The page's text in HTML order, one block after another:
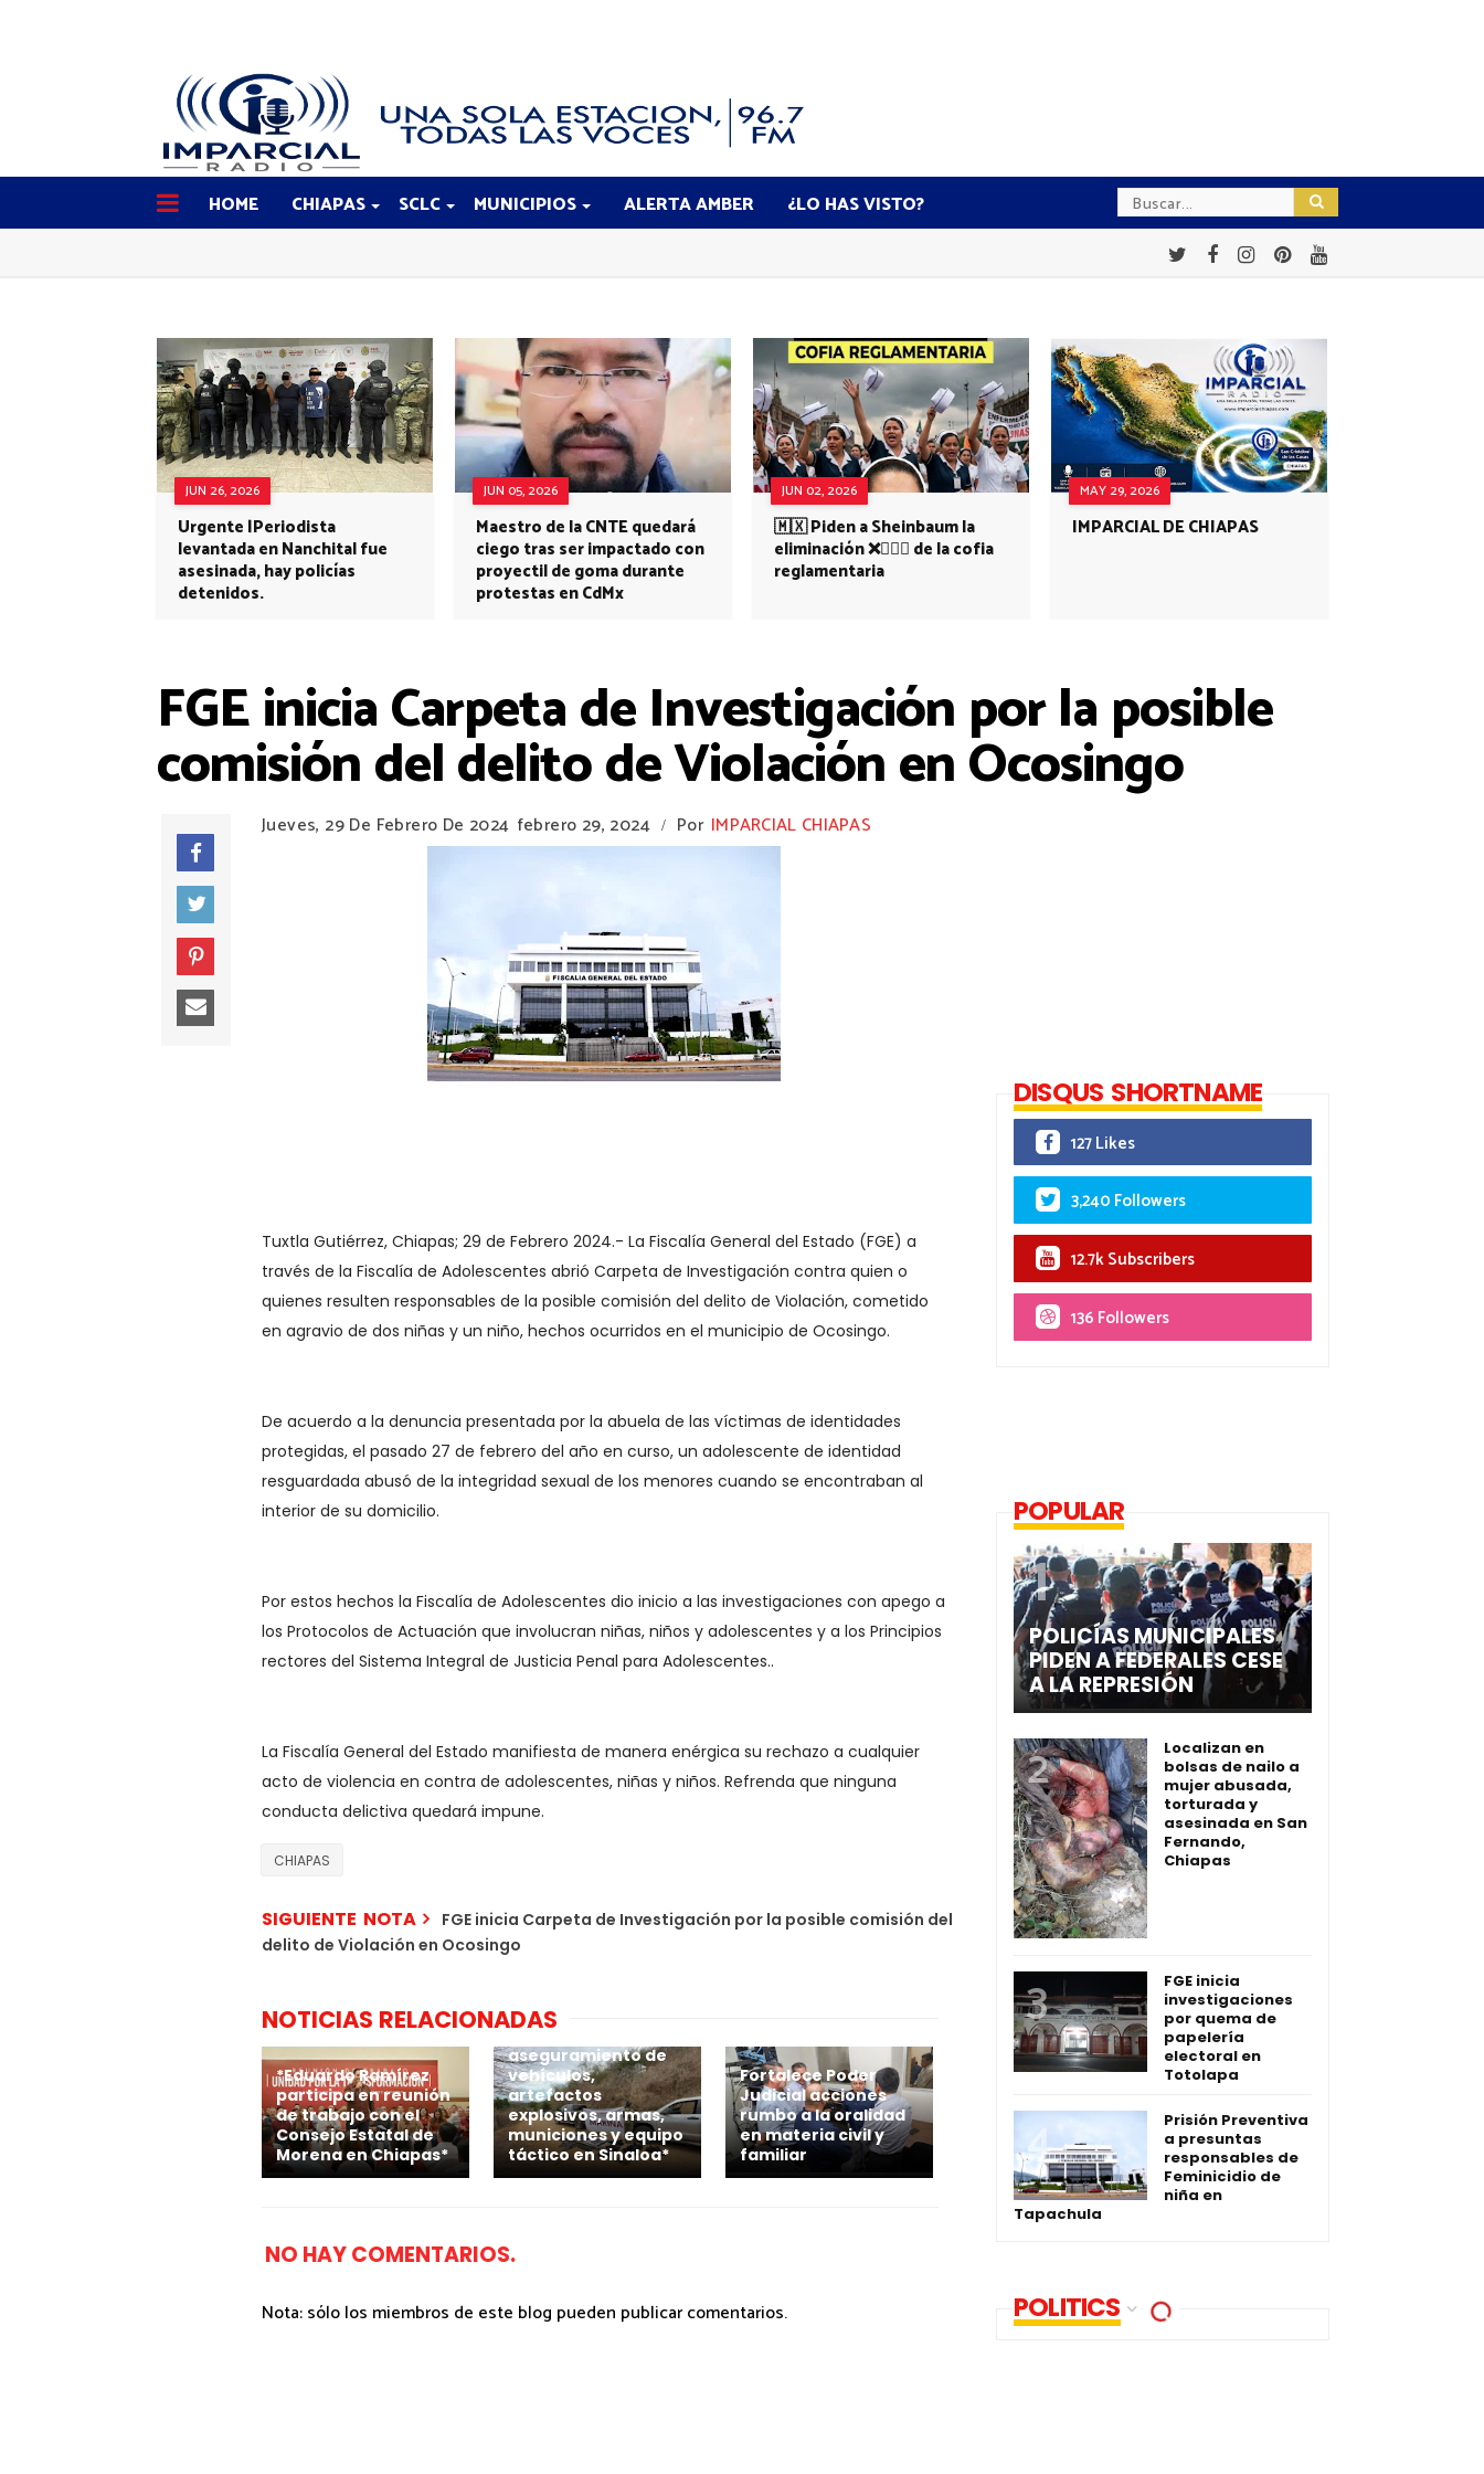
HOME CHIAPAS SCLC MUNICIPIOS ALERTA AMBER ¿LO HAS VISTO?
JUN 26, 2026
Urgente |Periodista
levantada en Nanchital fue
asesinada, hay policías
detenidos.
JUN 05, 2026
Maestro de la CNTE quedará
ciego tras ser impactado con
proyectil de goma durante
protestas en CdMx
JUN 02, 2026
🇲🇽 Piden a Sheinbaum la
eliminación ❌👩🏻‍⚕️ de la cofia
reglamentaria
MAY 29, 2026
IMPARCIAL DE CHIAPAS
FGE inicia Carpeta de Investigación por la posible
comisión del delito de Violación en Ocosingo
Jueves, 29 De Febrero De 2024 febrero 29, 2024 / Por IMPARCIAL CHIAPAS
Tuxtla Gutiérrez, Chiapas; 29 de Febrero 2024.- La Fiscalía General del Estado (FGE) a
través de la Fiscalía de Adolescentes abrió Carpeta de Investigación contra quien o
quienes resulten responsables de la posible comisión del delito de Violación, cometido
en agravio de dos niñas y un niño, hechos ocurridos en el municipio de Ocosingo.
De acuerdo a la denuncia presentada por la abuela de las víctimas de identidades
protegidas, el pasado 27 de febrero del año en curso, un adolescente de identidad
resguardada abusó de la integridad sexual de los menores cuando se encontraban al
interior de su domicilio.
Por estos hechos la Fiscalía de Adolescentes dio inicio a las investigaciones con apego a
los Protocolos de Actuación que involucran niñas, niños y adolescentes y a los Principios
rectores del Sistema Integral de Justicia Penal para Adolescentes..
La Fiscalía General del Estado manifiesta de manera enérgica su rechazo a cualquier
acto de violencia en contra de adolescentes, niñas y niños. Refrenda que ninguna
conducta delictiva quedará impune.
CHIAPAS
SIGUIENTE NOTA
FGE inicia Carpeta de Investigación por la posible comisión del
delito de Violación en Ocosingo
NOTICIAS RELACIONADAS
*Eduardo Ramírez
participa en reunión
de trabajo con el
Consejo Estatal de
Morena en Chiapas*
aseguramiento de
vehículos,
artefactos
explosivos, armas,
municiones y equipo
táctico en Sinaloa*
Fortalece Poder
Judicial acciones
rumbo a la oralidad
en materia civil y
familiar
NO HAY COMENTARIOS.
Nota: sólo los miembros de este blog pueden publicar comentarios.
DISQUS SHORTNAME
127 Likes
3,240 Followers
12.7k Subscribers
136 Followers
POPULAR
POLICÍAS MUNICIPALES
PIDEN A FEDERALES CESE
A LA REPRESIÓN
Localizan en
bolsas de nailo a
mujer abusada,
torturada y
asesinada en San
Fernando,
Chiapas
FGE inicia
investigaciones
por quema de
papelería
electoral en
Totolapa
Prisión Preventiva
a presuntas
responsables de
Feminicidio de
niña en
Tapachula
POLITICS